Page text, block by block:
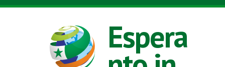
Direkt zum Inhalt
Espera